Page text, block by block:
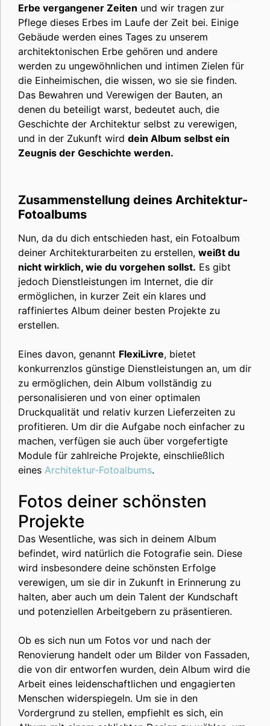
Erbe vergangener Zeiten und wir tragen zur
Pflege dieses Erbes im Laufe der Zeit bei. Einige
Gebäude werden eines Tages zu unserem
architektonischen Erbe gehören und andere
werden zu ungewöhnlichen und intimen Zielen für
die Einheimischen, die wissen, wo sie sie finden.
Das Bewahren und Verewigen der Bauten, an
denen du beteiligt warst, bedeutet auch, die
Geschichte der Architektur selbst zu verewigen,
und in der Zukunft wird dein Album selbst ein
Zeugnis der Geschichte werden.
Zusammenstellung deines Architektur-
Fotoalbums
Nun, da du dich entschieden hast, ein Fotoalbum
deiner Architekturarbeiten zu erstellen, weißt du
nicht wirklich, wie du vorgehen sollst. Es gibt
jedoch Dienstleistungen im Internet, die dir
ermöglichen, in kurzer Zeit ein klares und
raffiniertes Album deiner besten Projekte zu
erstellen.
Eines davon, genannt FlexiLivre, bietet
konkurrenzlos günstige Dienstleistungen an, um dir
zu ermöglichen, dein Album vollständig zu
personalisieren und von einer optimalen
Druckqualität und relativ kurzen Lieferzeiten zu
profitieren. Um dir die Aufgabe noch einfacher zu
machen, verfügen sie auch über vorgefertigte
Module für zahlreiche Projekte, einschließlich
eines Architektur-Fotoalbums.
Fotos deiner schönsten
Projekte
Das Wesentliche, was sich in deinem Album
befindet, wird natürlich die Fotografie sein. Diese
wird insbesondere deine schönsten Erfolge
verewigen, um sie dir in Zukunft in Erinnerung zu
halten, aber auch um dein Talent der Kundschaft
und potenziellen Arbeitgebern zu präsentieren.
Ob es sich nun um Fotos vor und nach der
Renovierung handelt oder um Bilder von Fassaden,
die von dir entworfen wurden, dein Album wird die
Arbeit eines leidenschaftlichen und engagierten
Menschen widerspiegeln. Um sie in den
Vordergrund zu stellen, empfiehlt es sich, ein